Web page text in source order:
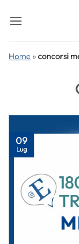
Home »concorsi
09
Lug